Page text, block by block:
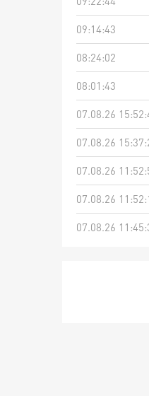
09:14:43
08:24:02
08:01:43
07.08.26
07.08.26
07.08.26
07.08.26
07.08.26